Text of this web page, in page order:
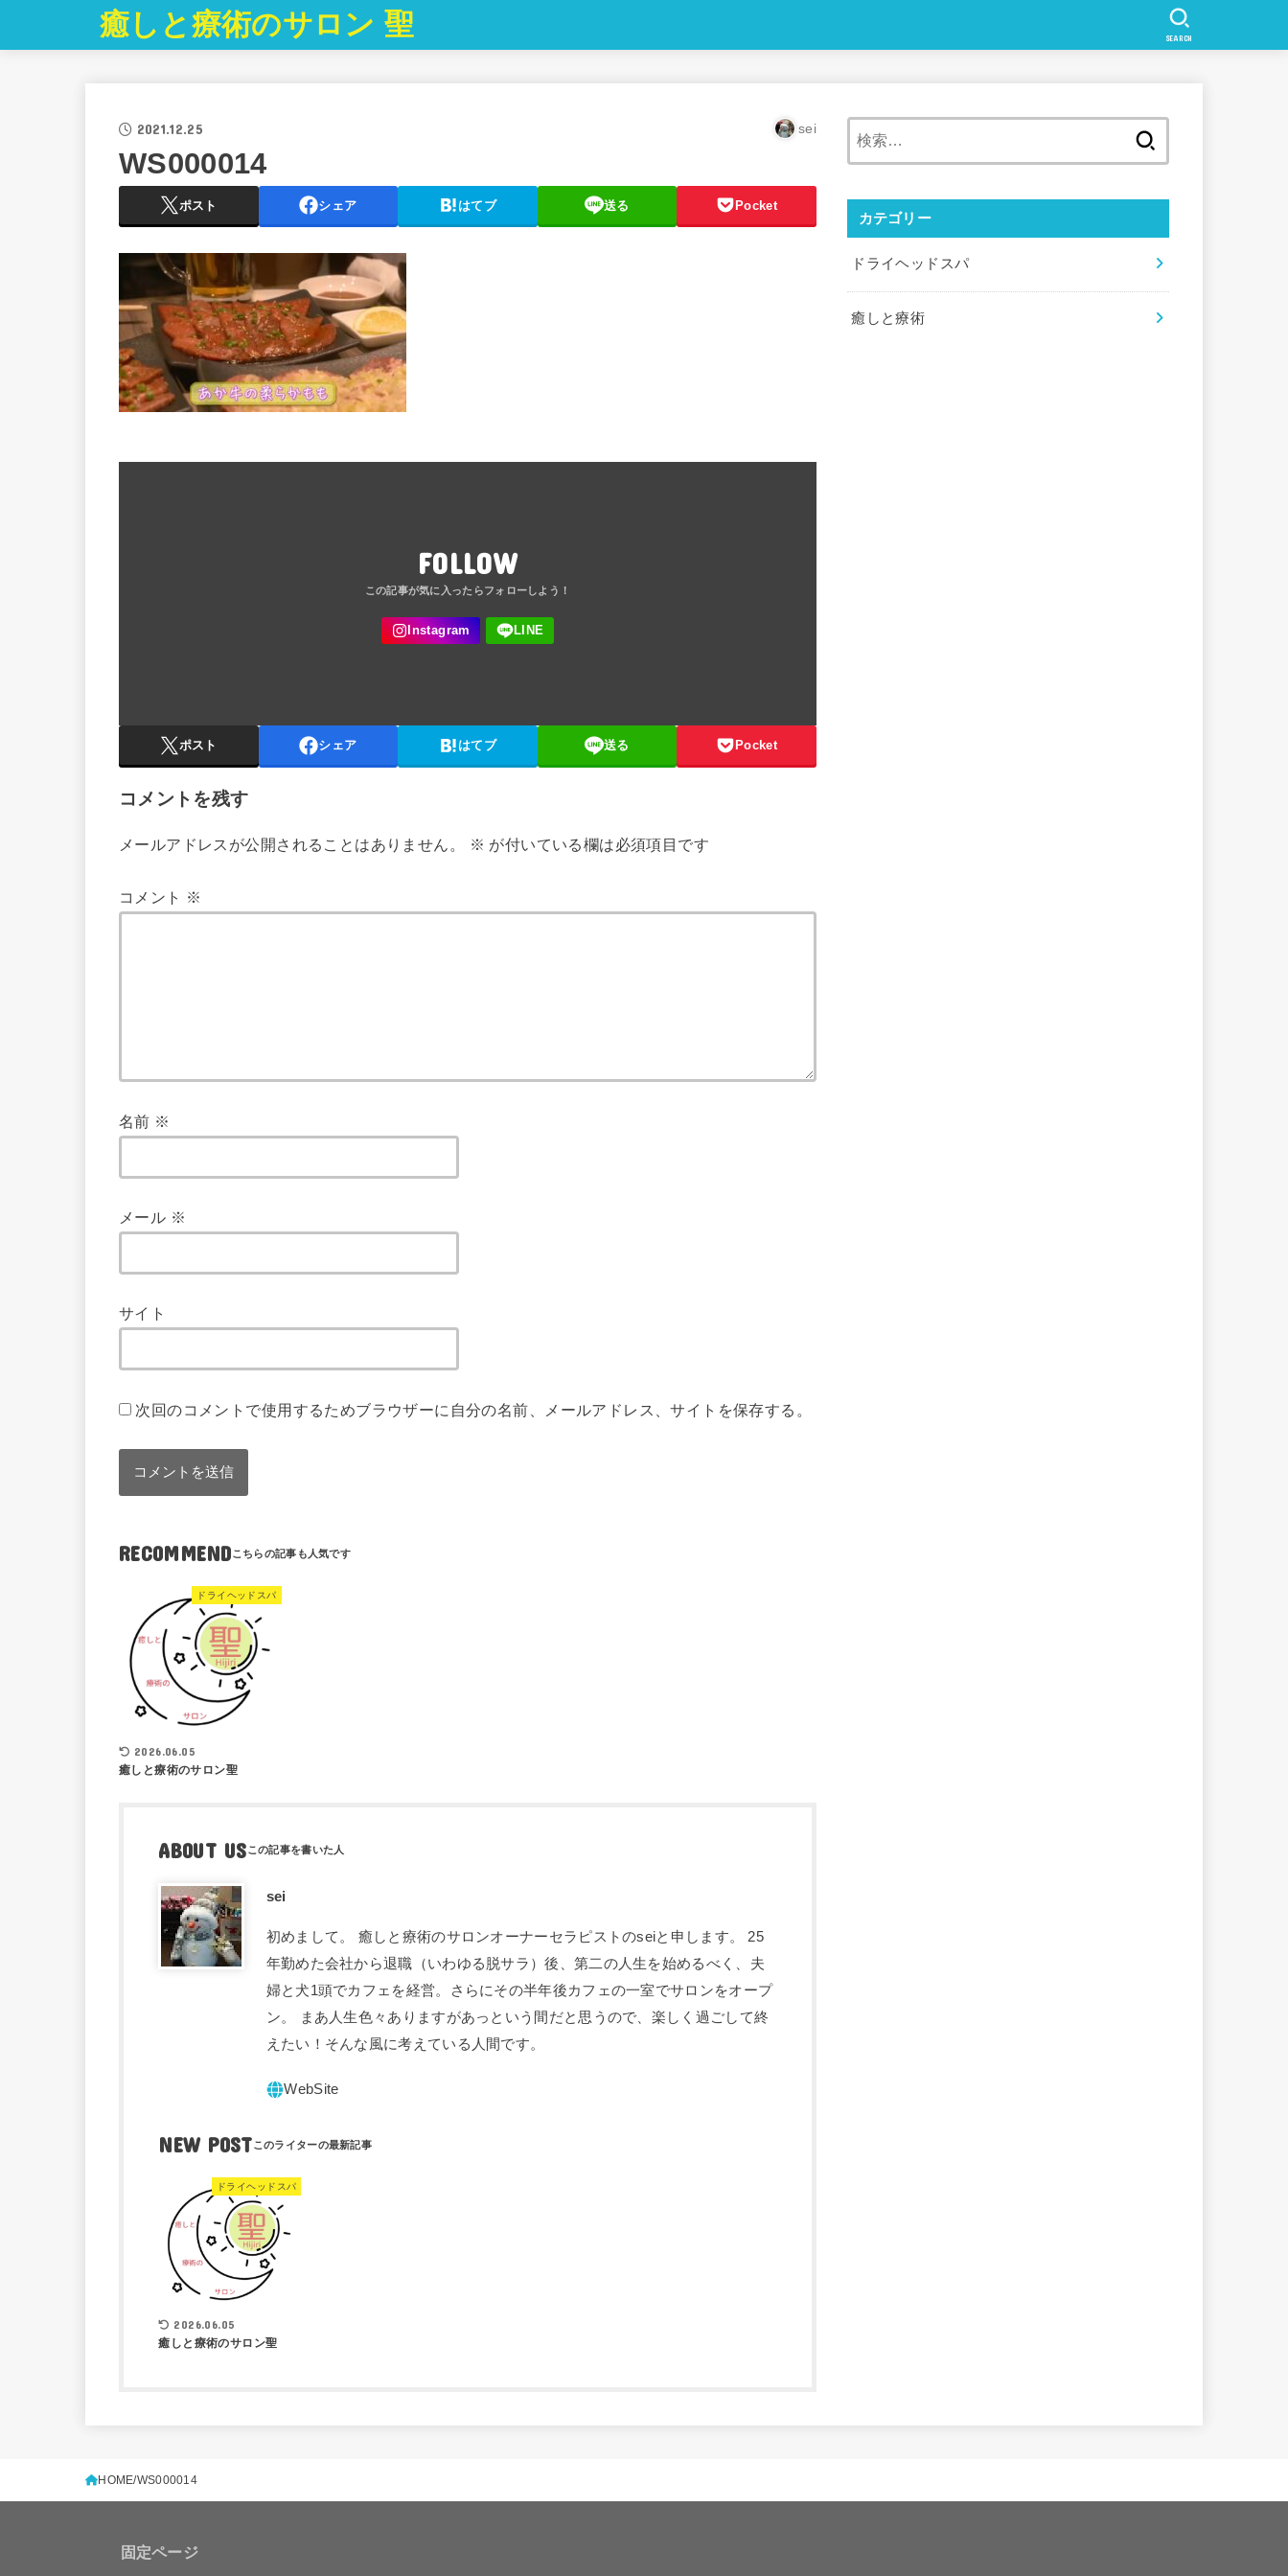
癒しと療術のサロン 聖 SEARCH
2021.12.25 sei
WS000014
ポスト シェア はてブ 送る Pocket
FOLLOW
ポスト シェア はてブ 送る Pocket
コメントを残す
メールアドレスが公開されることはありません。 ※ が付いている欄は必須項目です
コメント ※
名前 ※
メール ※
サイト
次回のコメントで使用するためブラウザーに自分の名前、メールアドレス、サイトを保存する。
RECOMMEND
ドライヘッドスパ
2026.06.05
癒しと療術のサロン聖
ABOUT US
sei
初めまして。 癒しと療術のサロンオーナーセラピストのseiと申します。 25
年勤めた会社から退職（いわゆる脱サラ）後、第二の人生を始めるべく、夫
婦と犬1頭でカフェを経営。さらにその半年後カフェの一室でサロンをオープ
ン。 まあ人生色々ありますがあっという間だと思うので、楽しく過ごして終
えたい！そんな風に考えている人間です。
NEW POST
ドライヘッドスパ
2026.06.05
癒しと療術のサロン聖
カテゴリー
ドライヘッドスパ
癒しと療術
HOME WS000014
固定ページ